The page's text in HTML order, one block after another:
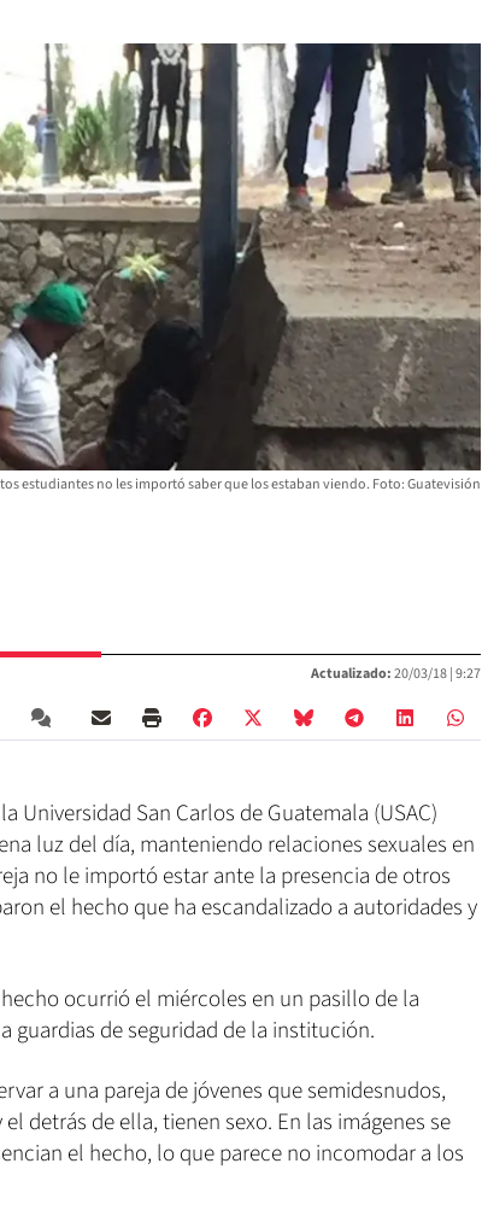
estudiantes no les importó saber que los estaban viendo. Foto: Guatevisión
Actualizado:20/03/18 |9:27
Universidad San Carlos de Guatemala (USAC)
luz del día, manteniendo relaciones sexuales en
no le importó estar ante la presencia de otros
el hecho que ha escandalizado a autoridades y
ocurrió el miércoles en un pasillo de la
guardias de seguridad de la institución.
a una pareja de jóvenes que semidesnudos,
detrás de ella, tienen sexo. En las imágenes se
el hecho, lo que parece no incomodar a los